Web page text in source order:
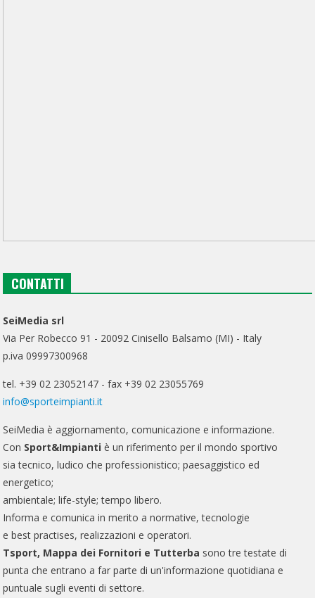
CONTATTI
SeiMedia srl
Via Per Robecco 91 - 20092 Cinisello Balsamo (MI) - Italy
p.iva 09997300968
tel. +39 02 23052147 - fax +39 02 23055769
info@sporteimpianti.it
SeiMedia è aggiornamento, comunicazione e informazione.
Con Sport&Impianti è un riferimento per il mondo sportivo
sia tecnico, ludico che professionistico; paesaggistico ed
energetico;
ambientale; life-style; tempo libero.
Informa e comunica in merito a normative, tecnologie
e best practises, realizzazioni e operatori.
Tsport, Mappa dei Fornitori e Tutterba sono tre testate di
punta che entrano a far parte di un'informazione quotidiana e
puntuale sugli eventi di settore.